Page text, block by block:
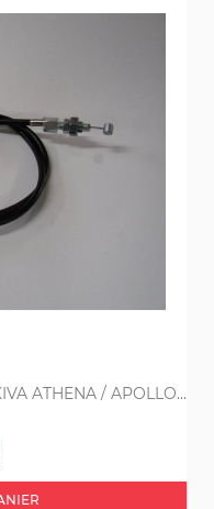
ATHENA / APOLLO...